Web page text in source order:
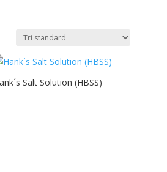
Salt Solution (HBSS)